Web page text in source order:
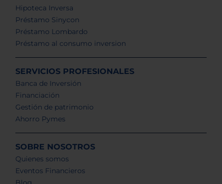
Hipoteca Inversa
Préstamo Sinycon
Préstamo Lombardo
Préstamo al consumo inversion
SERVICIOS PROFESIONALES
Banca de Inversión
Financiación
Gestión de patrimonio
Ahorro Pymes
SOBRE NOSOTROS
Quienes somos
Eventos Financieros